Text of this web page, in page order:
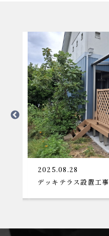
2025.08.28
デッキテラス設置工事